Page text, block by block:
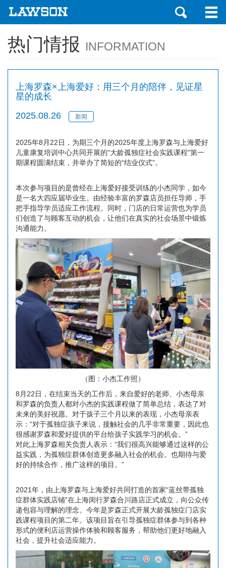
热门情报 INFORMATION
上海罗森×上海爱好：用三个月的陪伴，见证星
星的成长
2025.08.26
新闻
2025年8月22日，为期三个月的2025年度上海罗森与上海爱好
儿童康复培训中心共同开展的"大龄孤独症社会实践课程"第一
期课程圆满结束，并举办了简短的“结业仪式”。
本次参与项目的是曾经在上海爱好接受训练的小杰同学，如今
是一名大四应届毕业生。由经验丰富的罗森店员担任导师，手
把手指导学员适应工作流程。同时，门店的日常运营也为学员
们创造了与顾客互动的机会，让他们在真实的社会场景中锻炼
沟通能力。
（图：小杰工作照）
8月22日，在结束当天的工作后，来自爱好的老师、小杰母亲
和罗森的负责人都对小杰的实践课程做了简单总结，表达了对
未来的美好祝愿。对于孩子三个月以来的表现，小杰母亲表
示：“对于孤独症孩子来说，接触社会的几乎非常重要，因此也
很感谢罗森和爱好提供的平台给孩子实践学习的机会。”
对此上海罗森相关负责人表示：“我们很高兴能够通过这样的公
益实践，为孤独症群体创造更多融入社会的机会。也期待与爱
好的持续合作，推广这样的项目。”
2021年，由上海罗森与上海爱好共同打造的首家“蓝丝带孤独
症群体实践店铺”在上海闵行罗森合川路店正式成立，向公众传
递包容与理解的理念。今年是罗森正式开展大龄孤独症门店实
践课程项目的第二年。该项目旨在引导孤独症群体参与到各种
形式的便利店运营操作体验和顾客服务，帮助他们更好地融入
社会，提升社会适应能力。